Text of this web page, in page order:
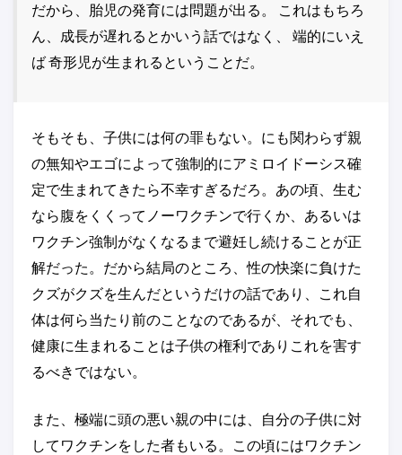
だから、胎児の発育には問題が出る。 これはもちろ
ん、成長が遅れるとかいう話ではなく、 端的にいえ
ば 奇形児が生まれるということだ。
そもそも、子供には何の罪もない。にも関わらず親
の無知やエゴによって強制的にアミロイドーシス確
定で生まれてきたら不幸すぎるだろ。あの頃、生む
なら腹をくくってノーワクチンで行くか、あるいは
ワクチン強制がなくなるまで避妊し続けることが正
解だった。だから結局のところ、性の快楽に負けた
クズがクズを生んだというだけの話であり、これ自
体は何ら当たり前のことなのであるが、それでも、
健康に生まれることは子供の権利でありこれを害す
るべきではない。
また、極端に頭の悪い親の中には、自分の子供に対
してワクチンをした者もいる。この頃にはワクチン